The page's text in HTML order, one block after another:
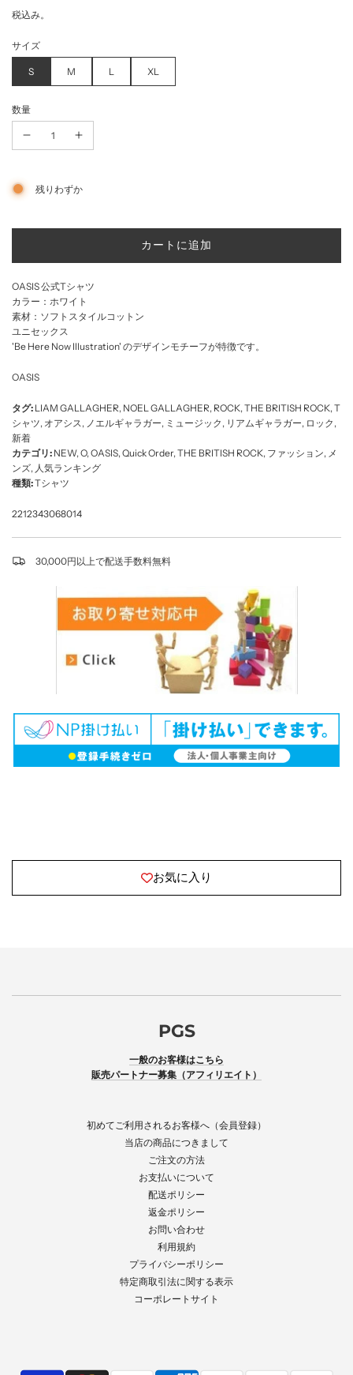
セ
ー
ル
価
格
通
常
価
格
税込み。
サイズ
S M L XL
数量
残りわずか
読
.
.
カートに追加
OASIS 公式Tシャツ
カラー：ホワイト
素材：ソフトスタイルコットン
ユニセックス
'Be Here Now Illustration' のデザインモチーフが特徴です。
OASIS
タグ: LIAM GALLAGHER, NOEL GALLAGHER, ROCK, THE BRITISH ROCK, T
シャツ, オアシス , ノエルギャラガー, ミュージック , リアムギャラガー, ロック ,
新着
カテゴリ: NEW, O, OASIS, Quick Order, THE BRITISH ROCK, ファッション, メ
ンズ, 人気ランキング
種類:Tシャツ
2212343068014
30,000円以上で配送手数料無料
お気に入り
PGS
一般のお客様はこちら
販売パートナー募集（アフィリエイト）
初めてご利用されるお客様へ（会員登録）
当店の商品につきまして
ご注文の方法
お支払いについて
配送ポリシー
返金ポリシー
お問い合わせ
利用規約
プライバシーポリシー
特定商取引法に関する表示
コーポレートサイト